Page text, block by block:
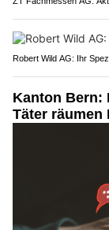
Robert Wild AG: Ihr
Kanton Bern:
Täter räumen